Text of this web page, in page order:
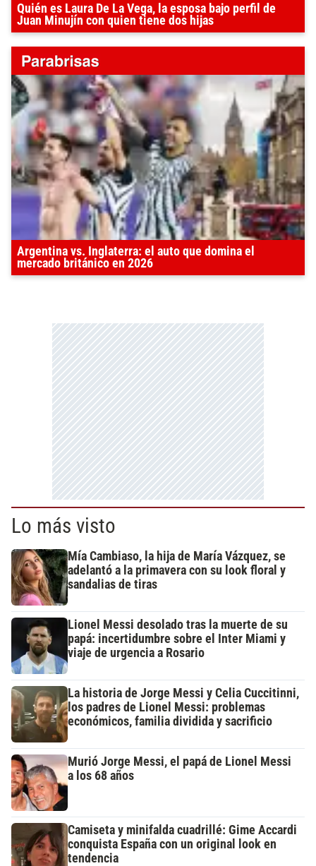
Quién es Laura De La Vega, la esposa bajo perfil de
Juan Minujín con quien tiene dos hijas
Argentina vs. Inglaterra: el auto que domina el
mercado británico en 2026
Lo más visto
Mía Cambiaso, la hija de María Vázquez, se
adelantó a la primavera con su look floral y
sandalias de tiras
Lionel Messi desolado tras la muerte de su
papá: incertidumbre sobre el Inter Miami y
viaje de urgencia a Rosario
La historia de Jorge Messi y Celia Cuccitinni,
los padres de Lionel Messi: problemas
económicos, familia dividida y sacrificio
Murió Jorge Messi, el papá de Lionel Messi
a los 68 años
Camiseta y minifalda cuadrillé: Gime Accardi
conquista España con un original look en
tendencia